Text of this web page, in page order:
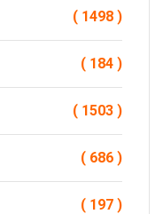
( 1498 )
( 184 )
( 1503 )
( 686 )
( 197 )